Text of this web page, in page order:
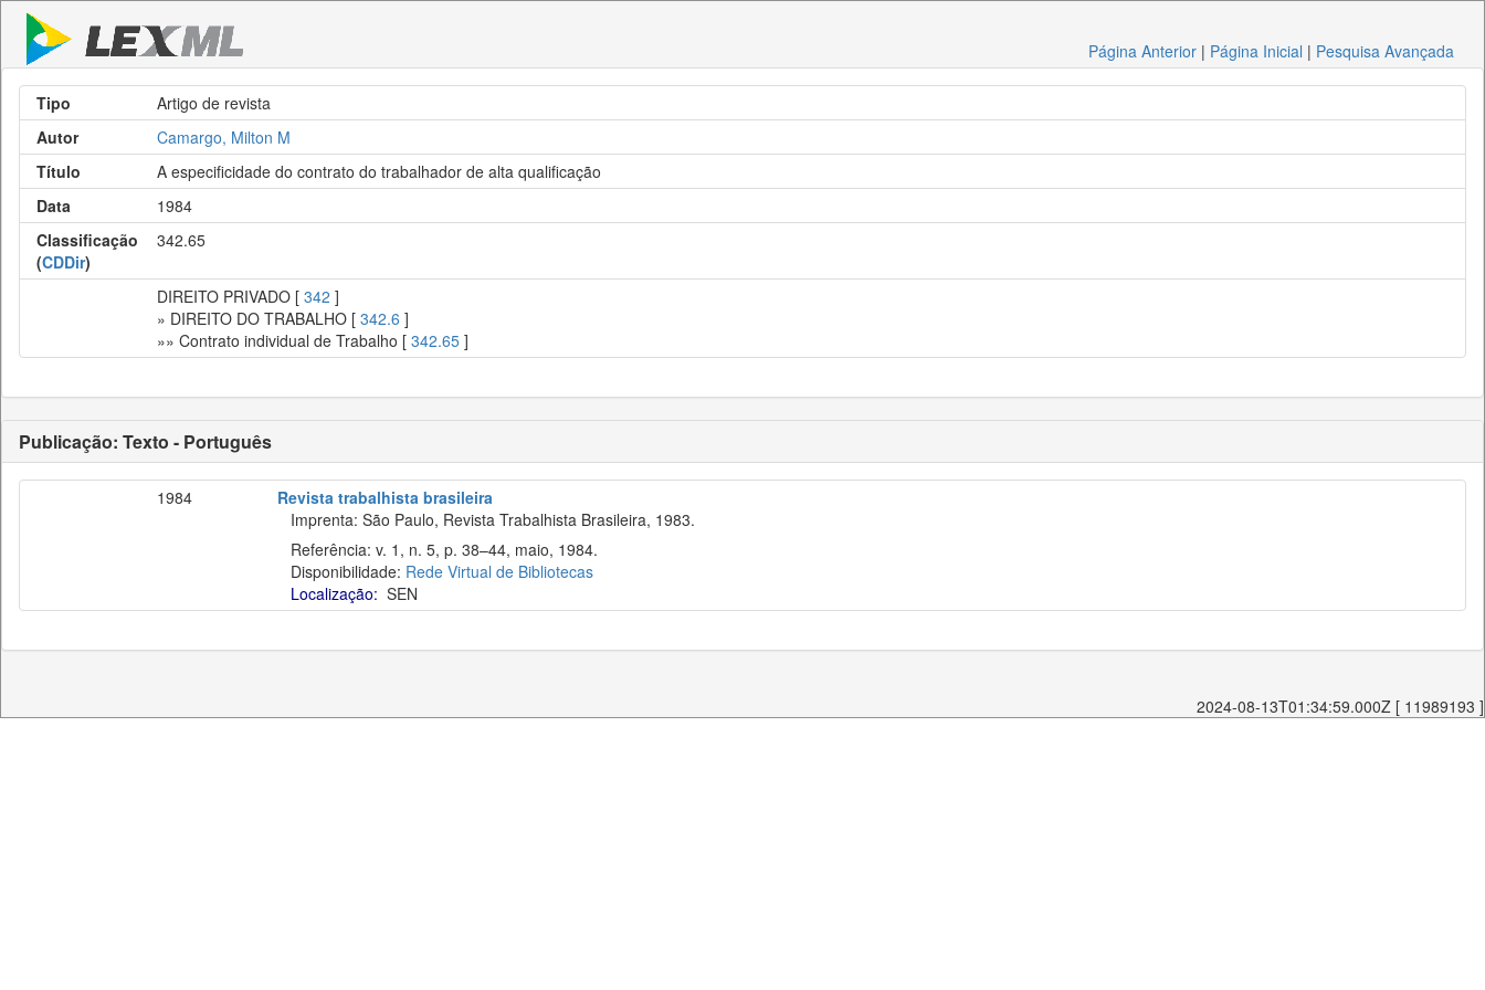
Página Anterior | Página Inicial | Pesquisa Avançada
Tipo
Artigo de revista
Autor
Camargo, Milton M
Título
A especificidade do contrato do trabalhador de alta qualificação
Data
1984
Classificação
(CDDir)
342.65
DIREITO PRIVADO [ 342 ]
» DIREITO DO TRABALHO [ 342.6 ]
»» Contrato individual de Trabalho [ 342.65 ]
Publicação: Texto - Português
1984
Revista trabalhista brasileira
Imprenta: São Paulo, Revista Trabalhista Brasileira, 1983.
Referência: v. 1, n. 5, p. 38–44, maio, 1984.
Disponibilidade: Rede Virtual de Bibliotecas
Localização: SEN
2024-08-13T01:34:59.000Z [ 11989193 ]